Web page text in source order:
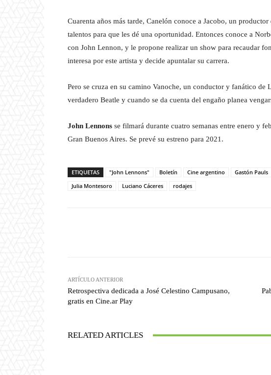
Cuarenta años más tarde, Canelón conoce a Jacobo, un
talentos para que les dé una oportunidad. Entonces conoce a
con John Lennon, y le propone realizar un show para recaudar
interesa por este artista y decide apuntalar su carrera.
Pero se cruza en su camino Vanoche, un conductor y fanático de
verdadero Beatle y cuando se da cuenta del engaño planea
John Lennons se filmará durante cuatro semanas entre enero y
Gran Buenos Aires. Se prevé su estreno para 2021.
ETIQUETAS "John Lennons" Boletín Cine argentino Gastón Pauls
Julia Montesoro
Luciano Cáceres rodajes
ARTÍCULO ANTERIOR
Retrospectiva dedicada a José Celestino Campusano,
gratis en Cine.ar Play
RELATED ARTICLES